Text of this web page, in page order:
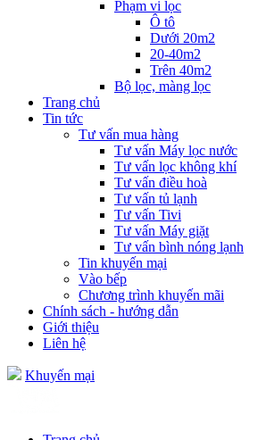
Phạm vi lọc
Ô tô
Dưới 20m2
20-40m2
Trên 40m2
Bộ lọc, màng lọc
Trang chủ
Tin tức
Tư vấn mua hàng
Tư vấn Máy lọc nước
Tư vấn lọc không khí
Tư vấn điều hoà
Tư vấn tủ lạnh
Tư vấn Tivi
Tư vấn Máy giặt
Tư vấn bình nóng lạnh
Tin khuyến mại
Vào bếp
Chương trình khuyến mãi
Chính sách - hướng dẫn
Giới thiệu
Liên hệ
Khuyến mại